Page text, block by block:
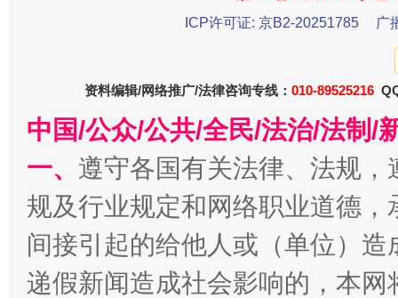
千年窑火 生生不息
ICP许可证: 京B2-20251785
广
资料编辑/网络推广/法律咨询专线： 010-89525216
中国/公众/公共/全民/法治/法制/
一、 遵守各国有关法律、法规
规及行业规定和网络职业道德
间接引起的给他人或（单位）
递假新闻造成社会影响的，本